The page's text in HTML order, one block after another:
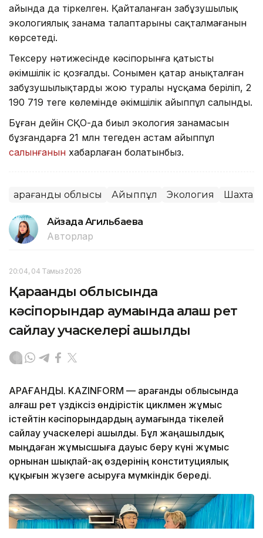
айында да тіркелген. Қайталанған заңбұзушылық
экологиялық заңнама талаптарының сақталмағанын
көрсетеді.
Тексеру нәтижесінде кәсіпорынға қатысты
әкімшілік іс қозғалды. Сонымен қатар анықталған
заңбұзушылықтарды жою туралы нұсқама беріліп, 2
190 719 теңге көлемінде әкімшілік айыппұл салынды.
Бұған дейін СҚО-да биыл экология заңнамасын
бұзғандарға 21 млн теңгеден астам айыппұл
салынғанын хабарлаған болатынбыз.
Қарағанды облысы Айыппұл Экология Шахта
Айзада Агильбаева
Авторлар
20:04, 04 Тамыз 2026
Қарағанды облысында
кәсіпорындар аумағында алғаш рет
сайлау учаскелері ашылды
ҚАРАҒАНДЫ. KAZINFORM — Қарағанды облысында
алғаш рет үздіксіз өндірістік циклмен жұмыс
істейтін кәсіпорындардың аумағында тікелей
сайлау учаскелері ашылды. Бұл жаңашылдық
мыңдаған жұмысшыға дауыс беру күні жұмыс
орнынан шықпай-ақ өздерінің конституциялық
құқығын жүзеге асыруға мүмкіндік береді.